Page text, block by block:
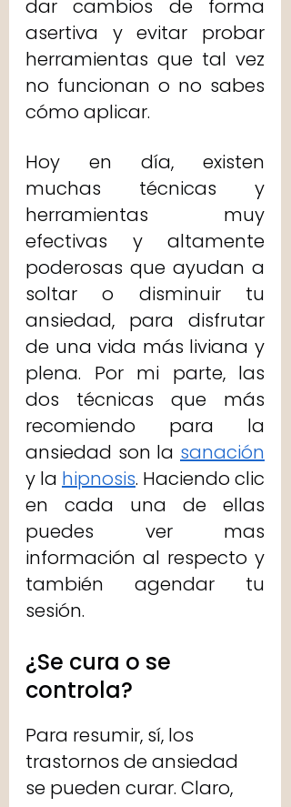
dar cambios de forma
asertiva y evitar probar
herramientas que tal vez
no funcionan o no sabes
cómo aplicar.
Hoy en día, existen
muchas técnicas y
herramientas muy
efectivas y altamente
poderosas que ayudan a
soltar o disminuir tu
ansiedad, para disfrutar
de una vida más liviana y
plena. Por mi parte, las
dos técnicas que más
recomiendo para la
ansiedad son la sanación
y la hipnosis. Haciendo clic
en cada una de ellas
puedes ver mas
información al respecto y
también agendar tu
sesión.
¿Se cura o se
controla?
Para resumir, sí, los
trastornos de ansiedad
se pueden curar. Claro,